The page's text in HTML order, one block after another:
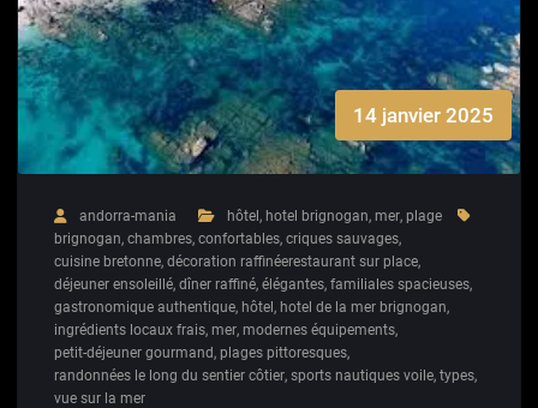
14 janvier 2025
andorra-mania hôtel , hotel brignogan, mer, plage
brignogan, chambres, confortables, criques sauvages,
cuisine bretonne, décoration raffinéerestaurant sur place,
déjeuner ensoleillé, dîner raffiné, élégantes, familiales spacieuses,
gastronomique authentique, hôtel , hotel de la mer brignogan,
ingrédients locaux frais, mer, modernes équipements,
petit-déjeuner gourmand, plages pittoresques,
randonnées le long du sentier côtier, sports nautiques voile, types,
vue sur la mer